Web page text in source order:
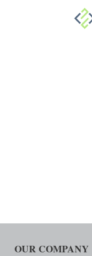
OUR COMPANY